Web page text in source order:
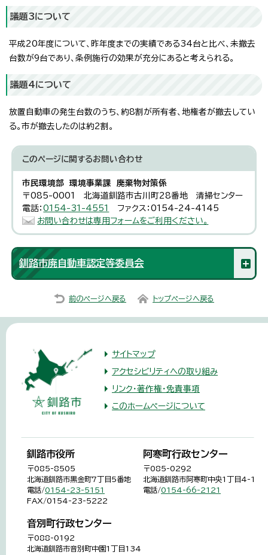
議題3について
平成20年度について、昨年度までの実績である34台と比べ、未撤去
台数が9台であり、条例施行の効果が充分にあると考えられる。
議題4について
放置自動車の発生台数のうち、約8割が所有者、地権者が撤去してい
る。市が撤去したのは約2割。
このページに関するお問い合わせ
市民環境部 環境事業課 廃棄物対策係
〒085-0001 北海道釧路市古川町28番地 清掃センター
電話：0154-31-4551
ファクス：0154-24-4145
お問い合わせは専用フォームをご利用ください。
釧路市廃自動車認定等委員会
前のページへ戻る トップページへ戻る
サイトマップ
アクセシビリティへの取り組み
リンク・著作権・免責事項
このホームページについて
釧路市役所
〒085-8505
北海道釧路市黒金町7丁目5番地
電話/0154-23-5151
FAX/0154-23-5222
阿寒町行政センター
〒085-0292
北海道釧路市阿寒町中央1丁目4-1
電話/0154-66-2121
音別町行政センター
〒088-0192
北海道釧路市音別町中園1丁目134